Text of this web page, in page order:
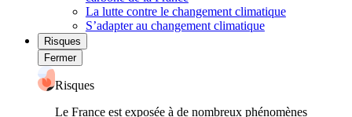
La lutte contre le changement climatique
S’adapter au changement climatique
Risques
Fermer
Risques
Le France est exposée à de nombreux phénomènes